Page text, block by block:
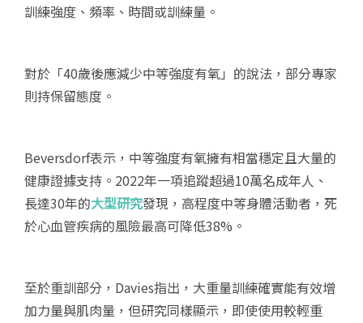
訓練強度、頻率、時間或訓練量。
對於「40歲後應減少中等強度有氧」的說法，部分專家
則持保留態度。
Beversdorf表示，中等強度有氧擁有相當穩定且大量的
健康證據支持。2022年一項追蹤超過10萬名成年人、
長達30年的大型研究發現，高程度中等身體活動者，死
於心血管疾病的風險最高可降低38%。
至於重訓部分，Davies指出，大重量訓練確實能有效增
加力量與肌肉量，但研究同樣顯示，即使使用較輕重